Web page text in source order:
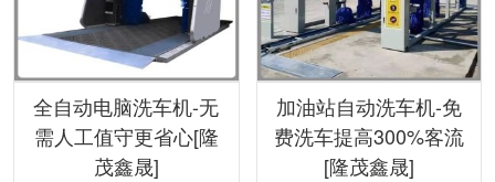
全自动电脑洗车机-无
需人工值守更省心[隆
茂鑫晟]
加油站自动洗车机-免
费洗车提高300%客流
[隆茂鑫晟]